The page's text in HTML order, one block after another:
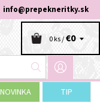
info@prepekneritky.sk
0 ks /€0
NOVINKA TIP